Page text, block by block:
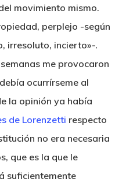
movimiento mismo.
perplejo -según
irresoluto, incierto»-.
me provocaron
ocurrírseme al
la opinión ya había
de Lorenzetti respecto
no era necesaria
que es la que le
suficientemente